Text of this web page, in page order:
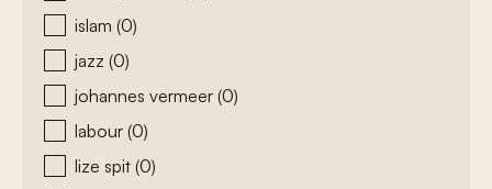
islam (0)
jazz (0)
johannes vermeer (0)
labour (0)
lize spit (0)